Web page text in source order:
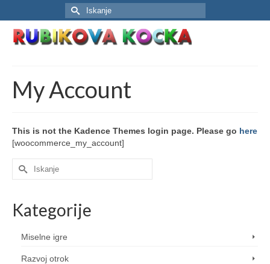
Search
for:
My Account
This is not the Kadence Themes login page. Please go here
[woocommerce_my_account]
Search
for:
Kategorije
Miselne igre
Razvoj otrok